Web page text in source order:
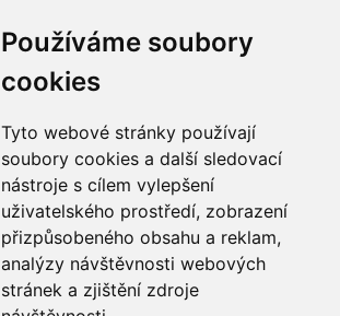
Používáme soubory
cookies
Tyto webové stránky používají
soubory cookies a další sledovací
nástroje s cílem vylepšení
uživatelského prostředí, zobrazení
přizpůsobeného obsahu a reklam,
analýzy návštěvnosti webových
stránek a zjištění zdroje